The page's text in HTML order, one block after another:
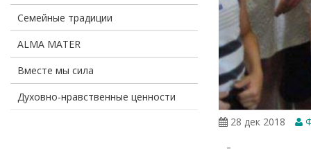
Семейные традиции
ALMA MATER
Вместе мы сила
Духовно-нравственные ценности
28 дек 2018